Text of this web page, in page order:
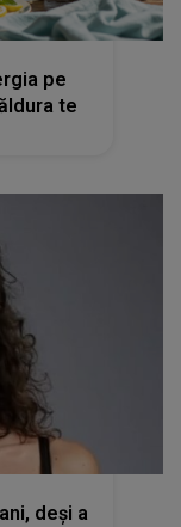
pe
te
deși a